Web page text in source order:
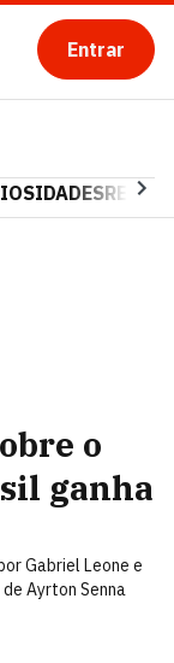
Entrar
o
ganha
Gabriel Leone e
Ayrton Senna